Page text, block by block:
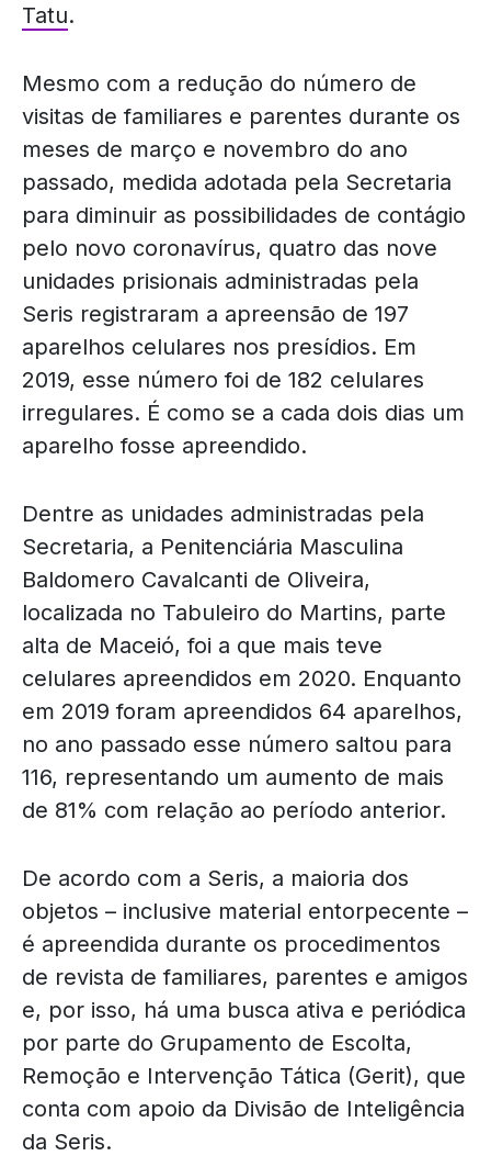
Tatu.
Mesmo com a redução do número de
visitas de familiares e parentes durante os
meses de março e novembro do ano
passado, medida adotada pela Secretaria
para diminuir as possibilidades de contágio
pelo novo coronavírus, quatro das nove
unidades prisionais administradas pela
Seris registraram a apreensão de 197
aparelhos celulares nos presídios. Em
2019, esse número foi de 182 celulares
irregulares. É como se a cada dois dias um
aparelho fosse apreendido.
Dentre as unidades administradas pela
Secretaria, a Penitenciária Masculina
Baldomero Cavalcanti de Oliveira,
localizada no Tabuleiro do Martins, parte
alta de Maceió, foi a que mais teve
celulares apreendidos em 2020. Enquanto
em 2019 foram apreendidos 64 aparelhos,
no ano passado esse número saltou para
116, representando um aumento de mais
de 81% com relação ao período anterior.
De acordo com a Seris, a maioria dos
objetos – inclusive material entorpecente –
é apreendida durante os procedimentos
de revista de familiares, parentes e amigos
e, por isso, há uma busca ativa e periódica
por parte do Grupamento de Escolta,
Remoção e Intervenção Tática (Gerit), que
conta com apoio da Divisão de Inteligência
da Seris.